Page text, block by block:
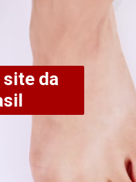
site da